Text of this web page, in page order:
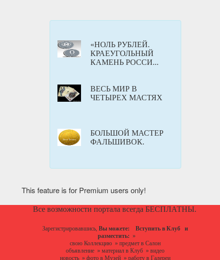
«НОЛЬ РУБЛЕЙ.
КРАЕУГОЛЬНЫЙ
КАМЕНЬ РОССИ...
ВЕСЬ МИР В
ЧЕТЫРЕХ МАСТЯХ
БОЛЬШОЙ МАСТЕР
ФАЛЬШИВОК.
This feature is for Premium users only!
Все возможности портала всегда БЕСПЛАТНЫ.
Зарегистрировавшись, Вы можете: Вступить в Клуб
и
разместить: »
свою Коллекцию» предмет в Салон
объявление» материал в Клуб» видео
новость» фото в Музей» работу в Галереи